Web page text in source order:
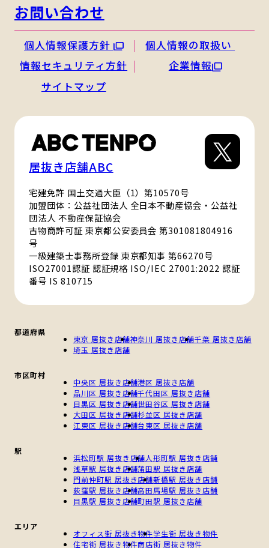
お問い合わせ
個人情報保護方針
個人情報の取扱い
情報セキュリティ方針
企業情報
サイトマップ
居抜き店舗ABC
宅建免許 国土交通大臣（1）第10570号
加盟団体：公益社団法人 全日本不動産協会・公益社
団法人 不動産保証協会
古物商許可証 東京都公安委員会 第301081804916
号
一級建築士事務所登録 東京都知事 第66270号
ISO27001認証 認証規格 ISO/IEC 27001:2022 認証
番号 IS 810715
都道府県
東京 居抜き店舗神奈川 居抜き店舗千葉 居抜き店舗
埼玉 居抜き店舗
市区町村
中央区 居抜き店舗港区 居抜き店舗
品川区 居抜き店舗千代田区 居抜き店舗
目黒区 居抜き店舗世田谷区 居抜き店舗
大田区 居抜き店舗杉並区 居抜き店舗
江東区 居抜き店舗台東区 居抜き店舗
駅
浜松町駅 居抜き店舗人形町駅 居抜き店舗
浅草駅 居抜き店舗蒲田駅 居抜き店舗
門前仲町駅 居抜き店舗新橋駅 居抜き店舗
荻窪駅 居抜き店舗高田馬場駅 居抜き店舗
目黒駅 居抜き店舗町田駅 居抜き店舗
エリア
オフィス街 居抜き物件学生街 居抜き物件
住宅街 居抜き物件商店街 居抜き物件